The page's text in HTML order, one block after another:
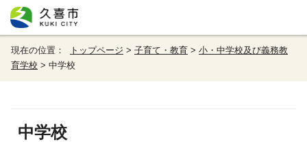
現在の位置： トップページ > 子育て・教育 > 小・中学校及び義務教
育学校 > 中学校
中学校